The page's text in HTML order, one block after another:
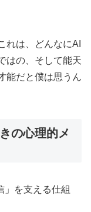
れは、どんなにAI
はの、そして能天
能だと僕は思うん
の心理的メ
」を支える仕組